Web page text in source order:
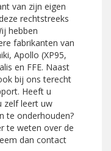
van zijn eigen
rechtstreeks
hebben
fabrikanten van
Apollo (XP95,
en FFE. Naast
bij ons terecht
Heeft u
zelf leert uw
te onderhouden?
te weten over de
dan contact